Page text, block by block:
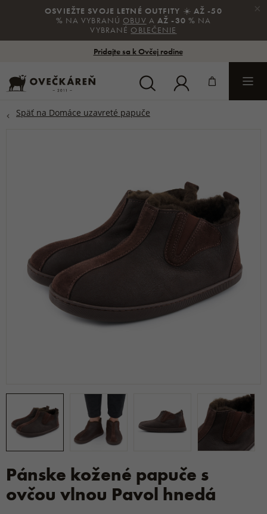
OSVIEŽTE SVOJE LETNÉ OUTFITY ☀️ AŽ -50
% NA VYBRANÚ OBUV AAŽ -30 % NA
VYBRANÉ OBLEČENIE
×
Pridajte sa k Ovčej rodine
Pánske kožené papuče s
ovčou vlnou Pavol hnedá